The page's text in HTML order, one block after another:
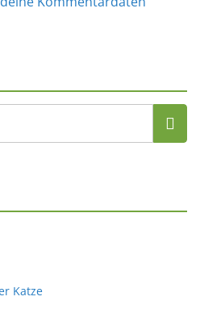
Katze